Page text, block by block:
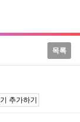
목록
추가하기